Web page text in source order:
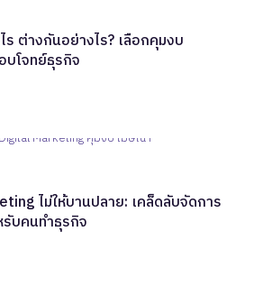
ร ต่างกันอย่างไร? เลือกคุมงบ
โจทย์ธุรกิจ
ไม่ให้บานปลาย: เคล็ดลับจัดการ
บคนทำธุรกิจ